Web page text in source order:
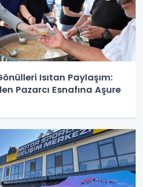
Isıtan Paylaşım:
Pazarcı Esnafına Aşure